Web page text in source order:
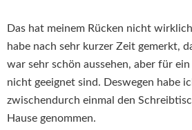
Das hat meinem Rücken nicht
habe nach sehr kurzer Zeit gemerkt,
war sehr schön aussehen, aber für
nicht geeignet sind. Deswegen habe
zwischendurch einmal den
Hause genommen.